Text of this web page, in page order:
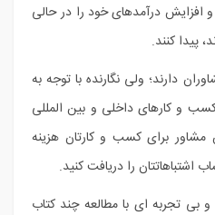
درآمدهای خود را در حالی
پیدا کنند.
دارند؛ ولی نگارنده با توجه به
و کارهای داخلی و بین المللی
برای کسب و کارتان هزینه
اشتباهاتتان را دریافت کنید.
و بی تجربه ای با مطالعه چند کتاب